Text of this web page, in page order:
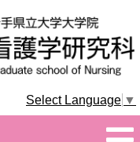
Select Language ▼